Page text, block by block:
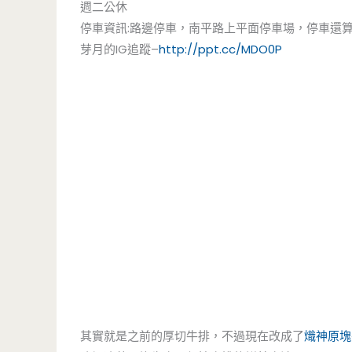
週二公休
停車資訊:路邊停車，南平路上平面停車場，停車還
芽月的IG追蹤–http://ppt.cc/MDO0P
其實就是之前的厚切牛排，不過現在改成了熾神原